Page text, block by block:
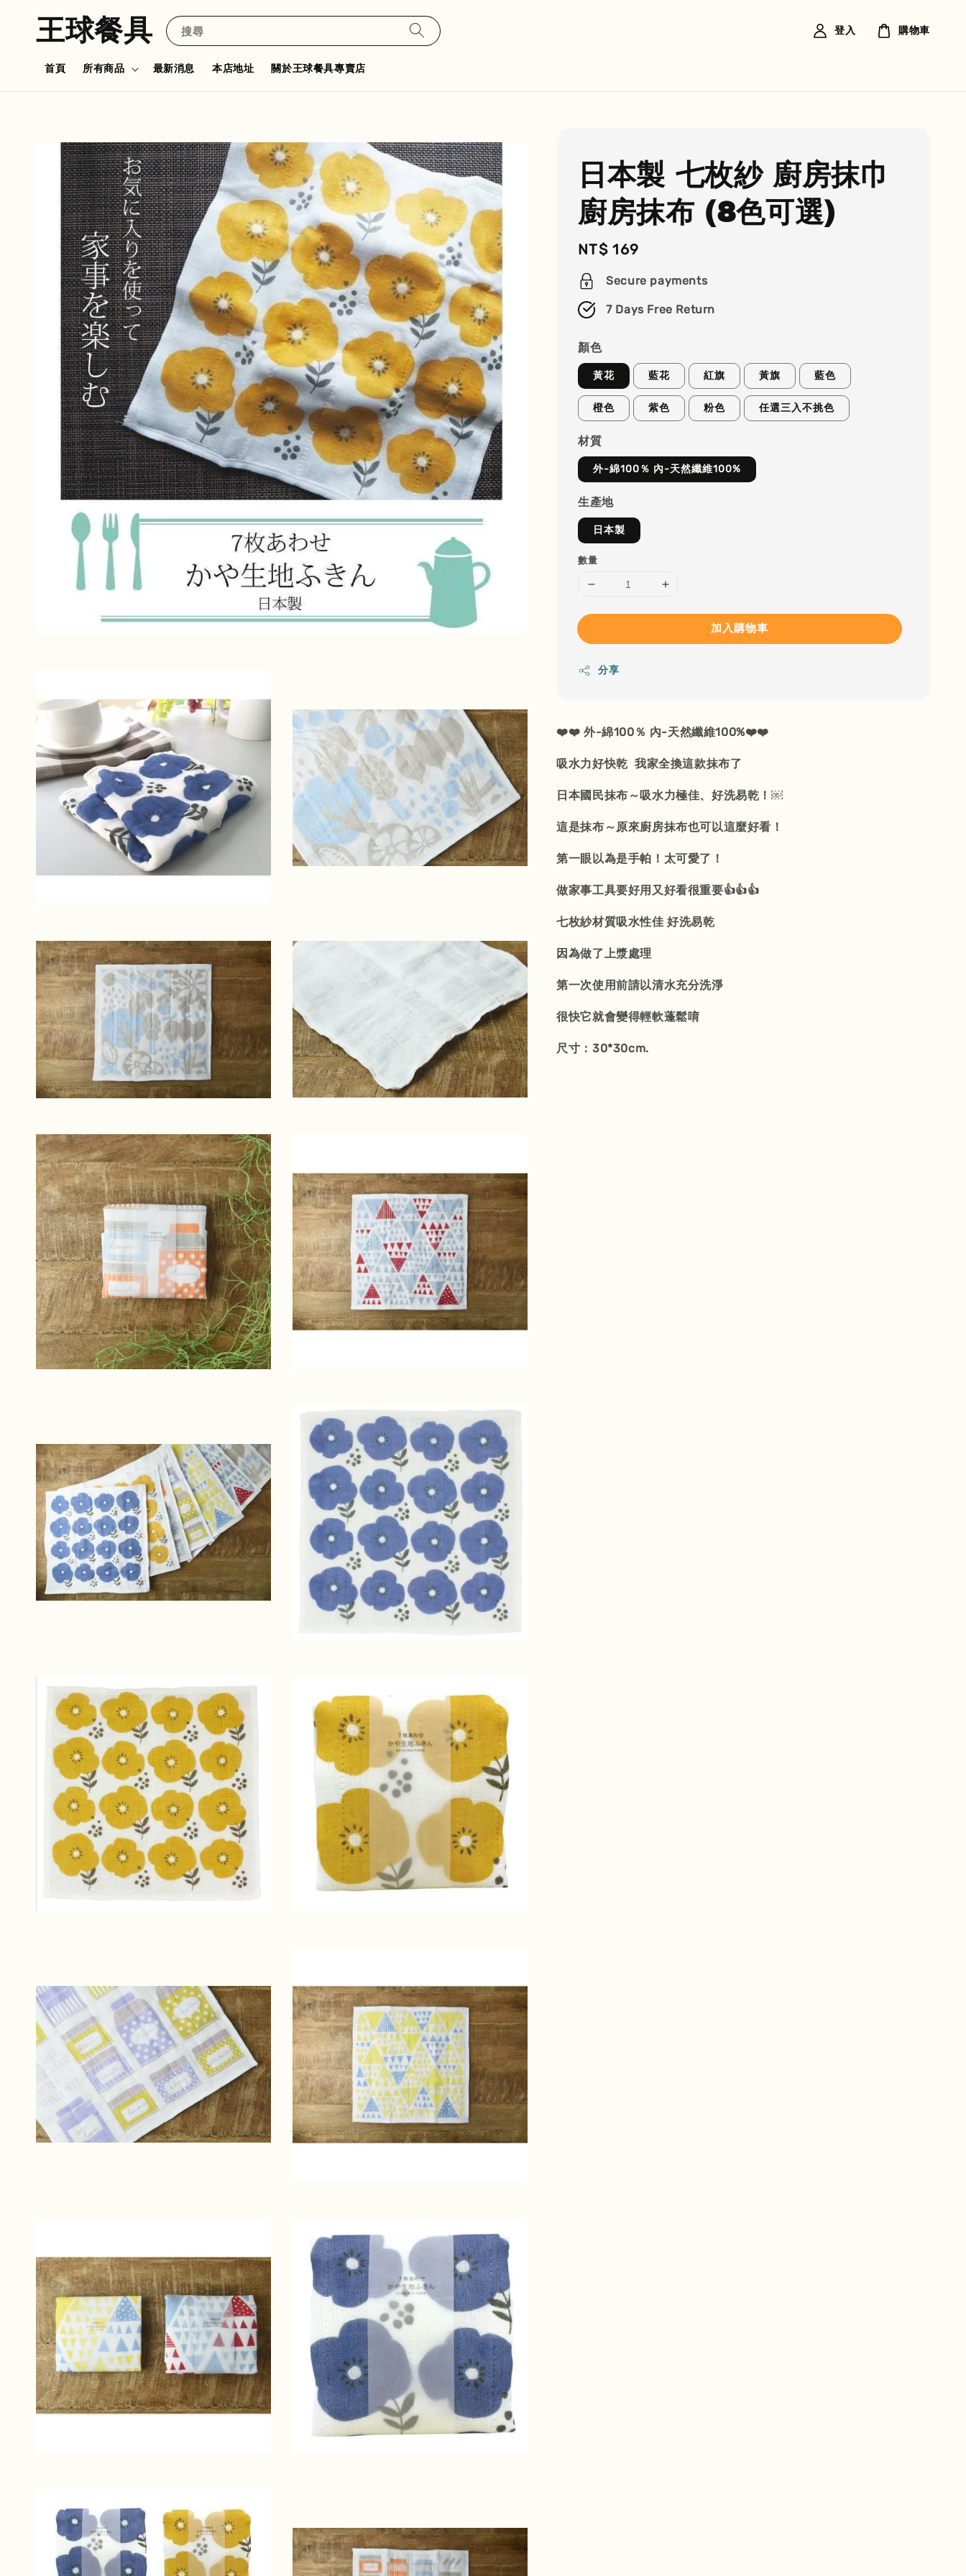
王球餐具 搜尋
首頁 所有商品 最新消息 本店地址 關於王球餐具專賣店
登入 購物車
日本製 七枚紗 廚房抹巾
廚房抹布 (8色可選)
Regular
price
NT$ 169
Secure payments
7 Days Free Return
顏色
黃花 藍花 紅旗 黃旗 藍色
橙色 紫色 粉色 任選三入不挑色
材質
外-綿100％ 內-天然纖維100%
生產地
日本製
數量
加入購物車
分享
❤️❤️ 外-綿100％ 內-天然纖維100%❤️❤️
吸水力好快乾 我家全換這款抹布了
日本國民抹布～吸水力極佳、好洗易乾！￼
這是抹布～原來廚房抹布也可以這麼好看！
第一眼以為是手帕！太可愛了！
做家事工具要好用又好看很重要👍👍👍
七枚紗材質吸水性佳 好洗易乾
因為做了上漿處理
第一次使用前請以清水充分洗淨
很快它就會變得輕軟蓬鬆唷
尺寸：30*30cm.